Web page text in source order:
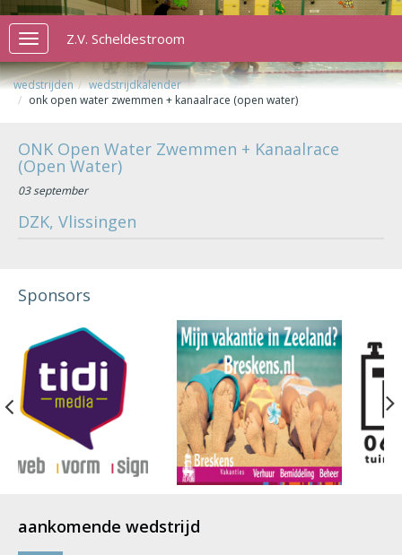
Toggle
navigation
Z.V. Scheldestroom
wedstrijden
wedstrijdkalender
onk open water zwemmen + kanaalrace (open water)
ONK Open Water Zwemmen + Kanaalrace
(Open Water)
03 september
DZK, Vlissingen
Sponsors
Previous
aankomende wedstrijd